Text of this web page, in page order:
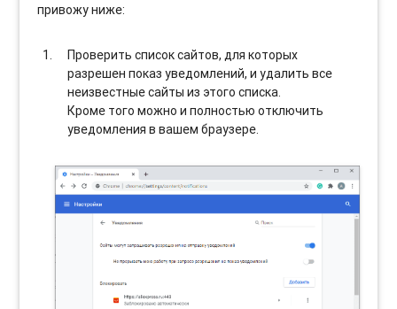
привожу ниже:
Проверить список сайтов, для которых
разрешен показ уведомлений, и удалить все
неизвестные сайты из этого списка.
Кроме того можно и полностью отключить
уведомления в вашем браузере.